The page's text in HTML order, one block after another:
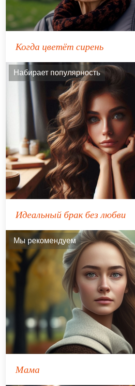
Когда цветёт сирень
Набирает популярность
Идеальный брак без любви
Мы рекомендуем
Мама